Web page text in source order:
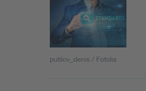
putilov_denis / Fotolia